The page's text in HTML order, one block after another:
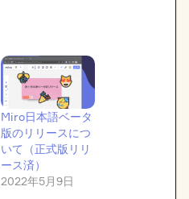
Miro日本語ベータ
版のリリースにつ
いて（正式版リリ
ース済）
2022年5月9日